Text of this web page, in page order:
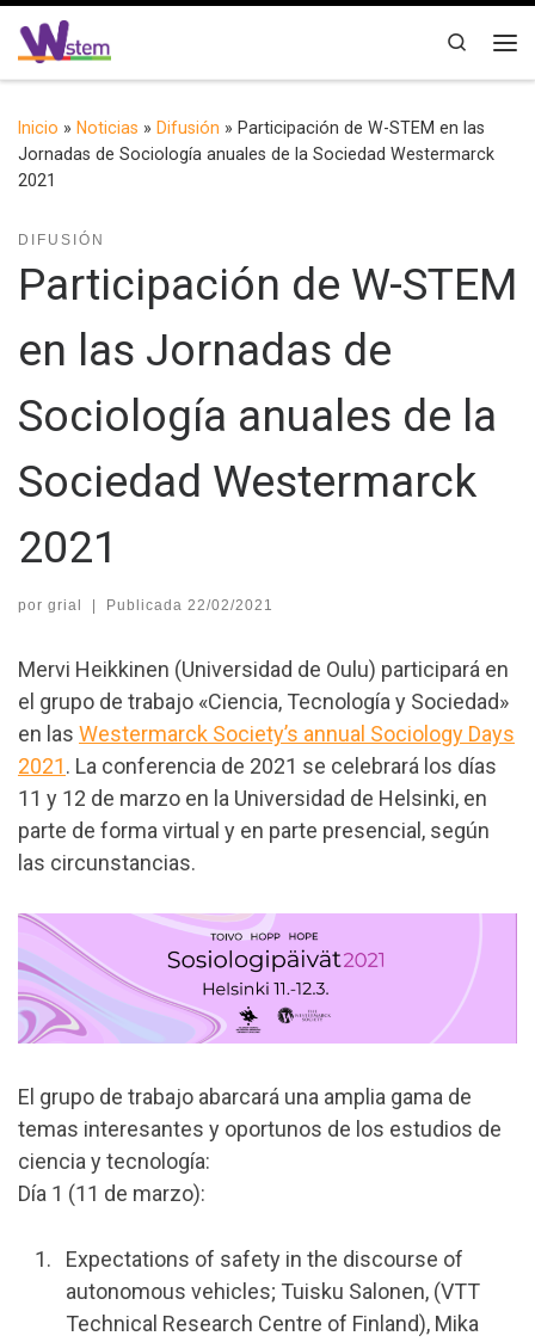
Saltar al contenido
Search
Inicio » Noticias » Difusión » Participación de W-STEM en las
Jornadas de Sociología anuales de la Sociedad Westermarck
2021
DIFUSIÓN
Participación de W-STEM
en las Jornadas de
Sociología anuales de la
Sociedad Westermarck
2021
por grial | Publicada 22/02/2021
Mervi Heikkinen (Universidad de Oulu) participará en
el grupo de trabajo «Ciencia, Tecnología y Sociedad»
en las Westermarck Society’s annual Sociology Days
2021. La conferencia de 2021 se celebrará los días
11 y 12 de marzo en la Universidad de Helsinki, en
parte de forma virtual y en parte presencial, según
las circunstancias.
El grupo de trabajo abarcará una amplia gama de
temas interesantes y oportunos de los estudios de
ciencia y tecnología:
Día 1 (11 de marzo):
Expectations of safety in the discourse of
autonomous vehicles; Tuisku Salonen, (VTT
Technical Research Centre of Finland), Mika